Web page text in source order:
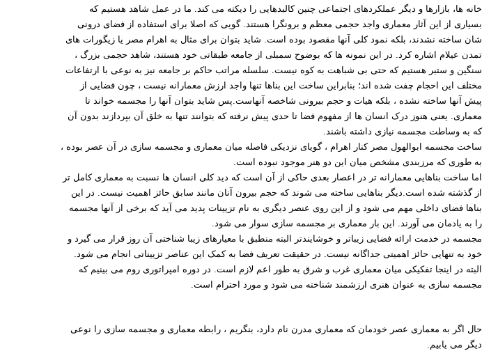
خانه ها، بازارها و دیگر عملکردهای اجتماعی چنین کالبدهایی را دیکته می کند. ما در عمل شاهد هستیم که
بسیاری از این آثار معماری واجد حجمی معظم و برونگرا هستند. گویی که اصلا برای استفاده از فضای درونی
شان ساخته نشدند، بلکه نمود کلی آنها مقصود بوده است. شاید بتوان برای مثال به اهرام مصر یا زیگورات های
تمدن عیلام اشاره کرد. در این نمونه ها که بوضوح سمبلی از جامعه طبقاتی خود هستند، شاهد حجمی بزرگ ،
سنگین و ستبر هستیم که حتی بی شباهت به کوه نیست. سلسله مراتب حاکم بر جامعه نیز به نوعی با ارتفاعات
مختلف این احجام چفت شده اند؛ بنابراین ساخت این بناها تنها واجد ارزش معمارانه نیست ، چون فضایی از
پیش آنها ساخته نشده ، بلکه هیات و حجم بیرونی شاخصه آنهاست.پس شاید بتوان آنها را مجسمه خواند تا
معماری. یعنی هنوز درک انسان ها از مفهوم فضا تا حدی پیش نرفته که بتوانند تنها به خلق آن بپردازند بدون آن
که به وساطت مجسمه نیازی داشته باشند.
ساخت مجسمه ابوالهول مصر کنار اهرام ، گویای نزدیکی فاصله میان معماری و مجسمه سازی در آن عصر بوده ،
به طوری که مرزبندی مشخص میان این دو هنر موجود نبوده است.
اما ساخت بناهایی معمارانه تر در اعصار بعدی حاکی از آن است که دید کلی انسان ها نسبت به معماری کامل تر
از گذشته شده است.دیگر بناهایی ساخته می شوند که حجم بیرون آنان مانند سابق حائز اهمیت نیست. در این
بناها فضای داخلی مهم می شود و از این روی عنصر دیگری به نام تزیینات پدید می آید که برخی از آنها مجسمه
را به یادمان می آورند. این بار معماری بر مجسمه سازی سوار می شود.
مجسمه در خدمت ارائه فضایی زیباتر و خوشایندتر البته منطبق با معیارهای زیبا شناختی آن روز قرار می گیرد و
خود به تنهایی حائز اهمیتی جداگانه نیست. در حقیقت تعریف فضا به کمک این عناصر تزییناتی انجام می شود.
البته در اینجا تفکیکی میان معماری غرب و شرق به طور اعم لازم است. در دوره امپراتوری روم می بینیم که
مجسمه سازی به عنوان هنری ارزشمند شناخته می شود و مورد احترام است.
حال اگر به معماری عصر خودمان که معماری مدرن نام دارد، بنگریم ، رابطه معماری و مجسمه سازی را نوعی
دیگر می یابیم.